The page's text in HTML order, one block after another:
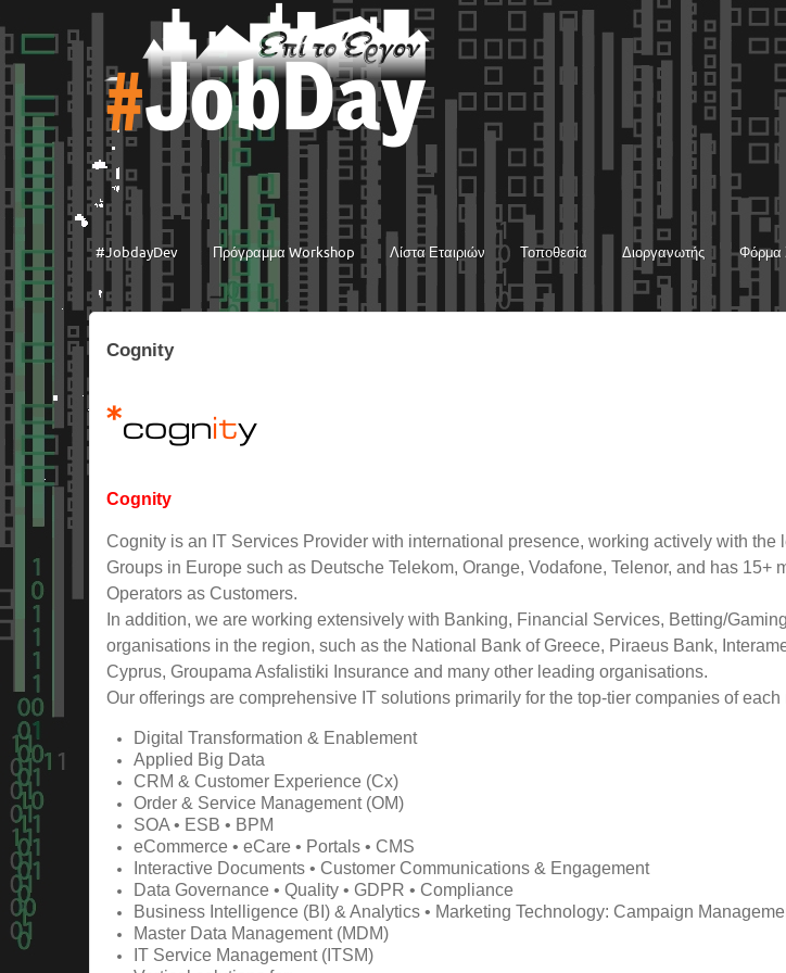
#JobdayDev Πρόγραμμα Workshop Λίστα Εταιριών Τοποθεσία Διοργανωτής Φόρμα
Cognity
Cognity
Cognity is an IT Services Provider with international presence, working actively with the
Groups in Europe such as Deutsche Telekom, Orange, Vodafone, Telenor, and has 15+
Operators as Customers.
In addition, we are working extensively with Banking, Financial Services, Betting/
organisations in the region, such as the National Bank of Greece, Piraeus Bank,
Cyprus, Groupama Asfalistiki Insurance and many other leading organisations.
Our offerings are comprehensive IT solutions primarily for the top-tier companies of each
Digital Transformation & Enablement
Applied Big Data
CRM & Customer Experience (Cx)
Order & Service Management (OM)
SOA • ESB • BPM
eCommerce • eCare • Portals • CMS
Interactive Documents • Customer Communications & Engagement
Data Governance • Quality • GDPR • Compliance
Business Intelligence (BI) & Analytics • Marketing Technology: Campaign
Master Data Management (MDM)
IT Service Management (ITSM)